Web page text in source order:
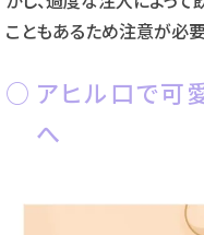
こともあるため注意が必要
アヒル口で可
へ